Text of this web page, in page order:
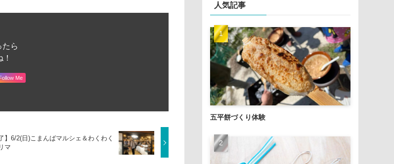
たら
Me
】6/2(日)こまんばマルシェ＆わくわく
マ
人気記事
五平餅づくり体験